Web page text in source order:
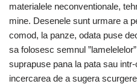
materialele neconventionale,
mine. Desenele sunt urmare a
comod, la panze, odata puse
sa folosesc semnul
suprapuse pana la pata sau
incercarea de a sugera